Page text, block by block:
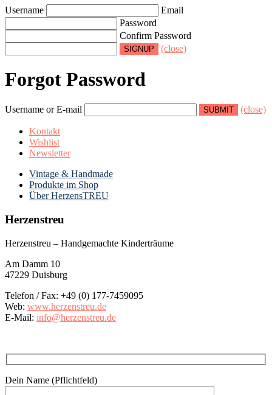
Username
Email
Password
Confirm Password
(close)
Forgot Password
Username or E-mail (close)
Kontakt
Wishlist
Newsletter
Vintage & Handmade
Produkte im Shop
Über HerzensTREU
Herzenstreu
Herzenstreu – Handgemachte Kinderträume
Am Damm 10
47229 Duisburg
Telefon / Fax: +49 (0) 177-7459095
Web: www.herzenstreu.de
E-Mail: info@herzenstreu.de
Dein Name (Pflichtfeld)